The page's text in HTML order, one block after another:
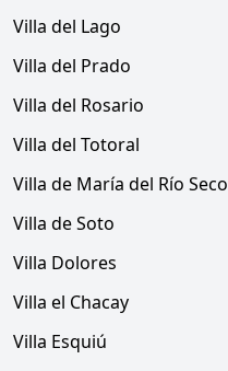
Villa del Lago
Villa del Prado
Villa del Rosario
Villa del Totoral
Villa de María del Río Seco
Villa de Soto
Villa Dolores
Villa el Chacay
Villa Esquiú